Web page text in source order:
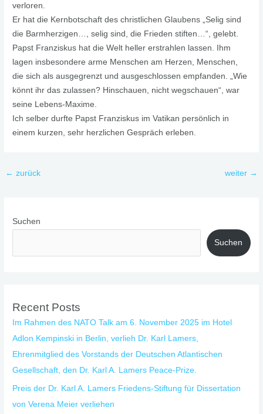
verloren.
Er hat die Kernbotschaft des christlichen Glaubens „Selig sind
die Barmherzigen…, selig sind, die Frieden stiften…“, gelebt.
Papst Franziskus hat die Welt heller erstrahlen lassen. Ihm
lagen insbesondere arme Menschen am Herzen, Menschen,
die sich als ausgegrenzt und ausgeschlossen empfanden. „Wie
könnt ihr das zulassen? Hinschauen, nicht wegschauen“, war
seine Lebens-Maxime.
Ich selber durfte Papst Franziskus im Vatikan persönlich in
einem kurzen, sehr herzlichen Gespräch erleben.
← zurück weiter →
Suchen
Suchen
Recent Posts
Im Rahmen des NATO Talk am 6. November 2025 im Hotel
Adlon Kempinski in Berlin, verlieh Dr. Karl Lamers,
Ehrenmitglied des Vorstands der Deutschen Atlantischen
Gesellschaft, den Dr. Karl A. Lamers Peace-Prize.
Preis der Dr. Karl A. Lamers Friedens-Stiftung für Dissertation
von Verena Meier verliehen